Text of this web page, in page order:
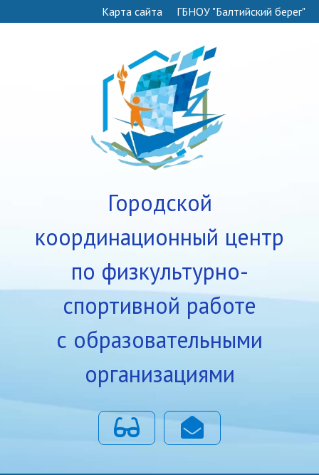
Карта сайта ГБНОУ "Балтийский берег"
Городской
координационный центр
по физкультурно-
спортивной работе
с образовательными
организациями
Для слабовидящих Почта